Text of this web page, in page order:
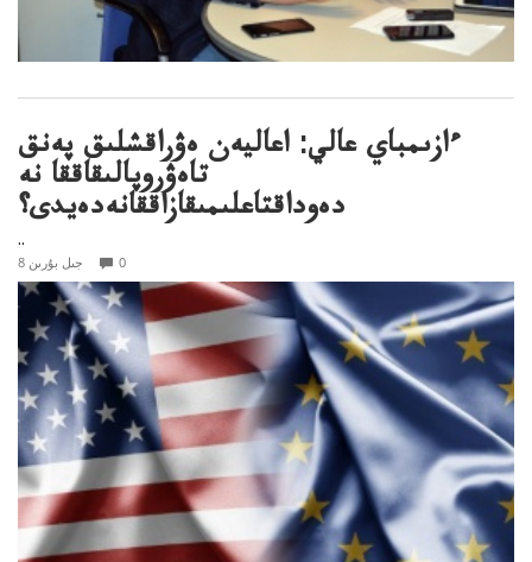
ءازىمباي عالي: اعاليەن ەۋراقشلىق پەنق
تاەۋروپالىقاققا نە
دەوداقتاعلىمىقازاققانەدەيدى؟
..
8 جىل بۇرىن 0